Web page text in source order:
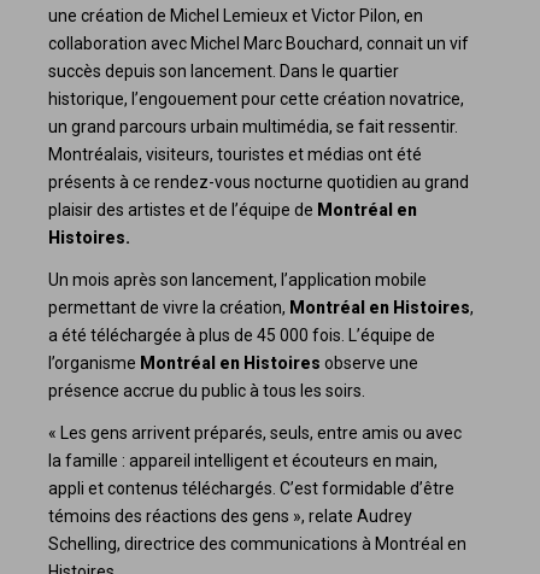
une création de Michel Lemieux et Victor Pilon, en
collaboration avec Michel Marc Bouchard, connait un vif
succès depuis son lancement. Dans le quartier
historique, l’engouement pour cette création novatrice,
un grand parcours urbain multimédia, se fait ressentir.
Montréalais, visiteurs, touristes et médias ont été
présents à ce rendez-vous nocturne quotidien au grand
plaisir des artistes et de l’équipe de Montréal en
Histoires.
Un mois après son lancement, l’application mobile
permettant de vivre la création, Montréal en Histoires,
a été téléchargée à plus de 45 000 fois. L’équipe de
l’organisme Montréal en Histoires observe une
présence accrue du public à tous les soirs.
« Les gens arrivent préparés, seuls, entre amis ou avec
la famille : appareil intelligent et écouteurs en main,
appli et contenus téléchargés. C’est formidable d’être
témoins des réactions des gens », relate Audrey
Schelling, directrice des communications à Montréal en